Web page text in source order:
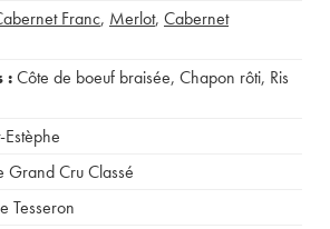
Franc, Merlot, Cabernet
:Côte de boeuf braisée, Chapon rôti, Ris
Estèphe
Grand Cru Classé
Tesseron